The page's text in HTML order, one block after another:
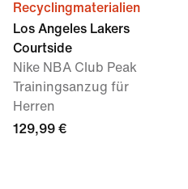
Recyclingmaterialien
Los Angeles Lakers
Courtside
Nike NBA Club Peak
Trainingsanzug für
Herren
129,99 €